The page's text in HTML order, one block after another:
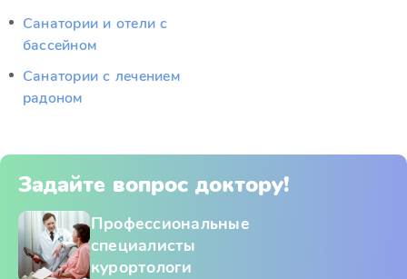
Санатории и отели с
бассейном
Санатории с лечением
радоном
Задайте вопрос доктору!
Профессиональные
специалисты
курортологи